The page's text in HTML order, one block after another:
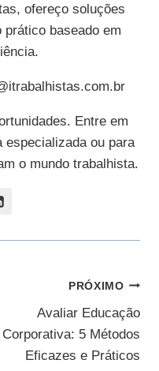
ofereço soluções
prático baseado em
Entre em
especializada ou para
o mundo trabalhista.
PRÓXIMO
Avaliar Educação
Corporativa: 5 Métodos
Eficazes e Práticos